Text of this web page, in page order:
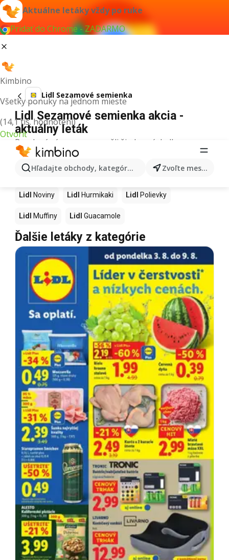
Aktuálne letáky vždy po ruke
Pridať do Chrome - ZADARMO
Kimbino
Všetky ponuky na jednom mieste
(14,1 tis. hodnotení)
Otvoriť
Hľadajte obchody, kategórie, produkty... Zvoľte mesto
Lidl Sezamové semienka
Lidl Sezamové semienka akcia -
aktuálny leták
Pre daný výraz sme nenašli žiadne výsledky.
Ďalšie produkty v obchodoch Lidl
Lidl Kapor Ashwagandha Nintendo Switch
Lidl Noviny Lidl Hurmikaki Lidl Polievky
Lidl Muffiny Lidl Guacamole
Ďalšie letáky z kategórie